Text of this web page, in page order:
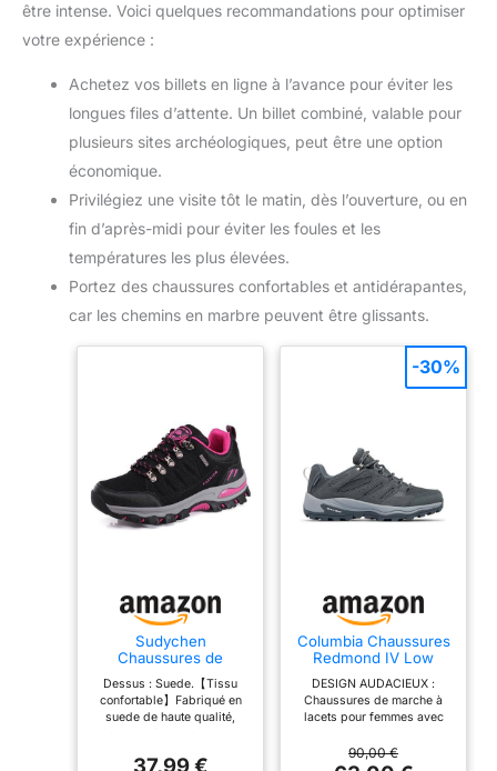
être intense. Voici quelques recommandations pour optimiser
votre expérience :
Achetez vos billets en ligne à l’avance pour éviter les
longues files d’attente. Un billet combiné, valable pour
plusieurs sites archéologiques, peut être une option
économique.
Privilégiez une visite tôt le matin, dès l’ouverture, ou en
fin d’après-midi pour éviter les foules et les
températures les plus élevées.
Portez des chaussures confortables et antidérapantes,
car les chemins en marbre peuvent être glissants.
Sudychen
Chaussures de
Randonnée pour
Femme Baskets
Basses Chaussures
de Randonnée
l'extérieur
Dessus : Suede.【Tissu
confortable】Fabriqué en
suede de haute qualité,
peau. La conception unique
37,99 €
Columbia Chaussures
Redmond IV Low
pour résister aux
éléments, maille
respirante, embout
intercalaire légère,
DESIGN AUDACIEUX :
Chaussures de marche à
lacets pour femmes avec
imperméable, maille
respirante et embout
90,00 €
-30%